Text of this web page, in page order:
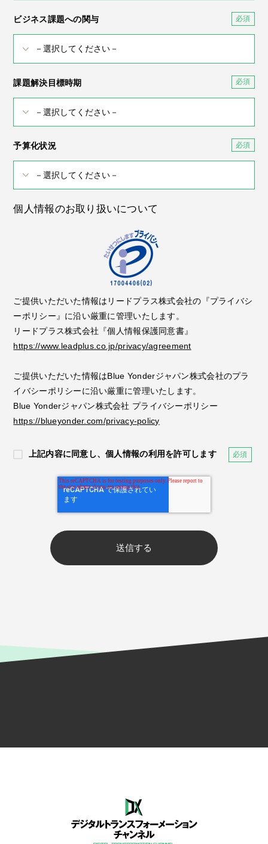
ビジネス課題への関与
課題解決目標時期
予算化状況
個人情報のお取り扱いについて
ご提供いただいた情報はリードプラス株式会社の『プライバシ
ーポリシー』に沿い厳重に管理いたします。
リードプラス株式会社『個人情報保護同意書』
https://www.leadplus.co.jp/privacy/agreement
ご提供いただいた情報はBlue Yonderジャパン株式会社のプラ
イバシーポリシーに沿い厳重に管理いたします。
Blue Yonderジャパン株式会社 プライバシーポリシー
https://blueyonder.com/privacy-policy
上記内容に同意し、個人情報の利用を許可します